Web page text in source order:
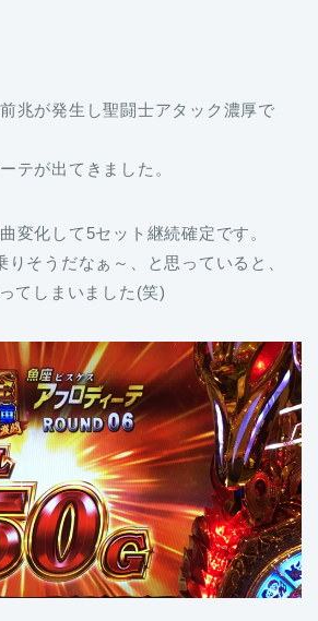
兆が発生し聖闘士アタック濃厚で
テが出てきました。
変化して5セット継続確定です。
そうだなぁ～、と思っていると、
てしまいました(笑)